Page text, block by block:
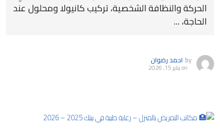
الحركة والنظافة الشخصية، تركيب كانيولا ومحلول عند
الحاجة، ...
by احمد رضوان
onيناير 15, 2026